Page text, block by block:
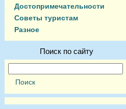
Достопримечательности
Советы туристам
Разное
Поиск по сайту